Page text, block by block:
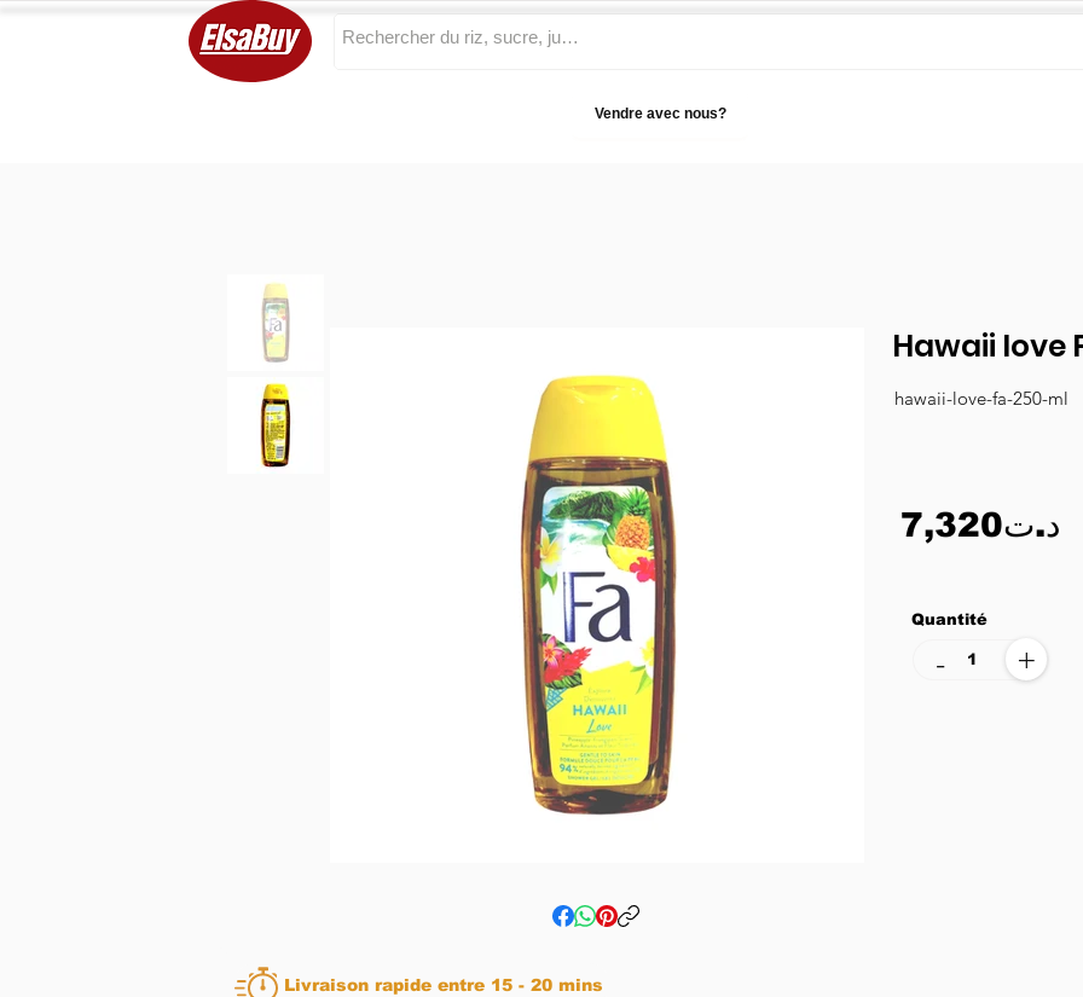
Vendre avec nous?
Hawaii love
hawaii-love-fa-250-ml
7,320د.ت
Quantité
+
-
Livraison rapide entre 15 - 20 mins